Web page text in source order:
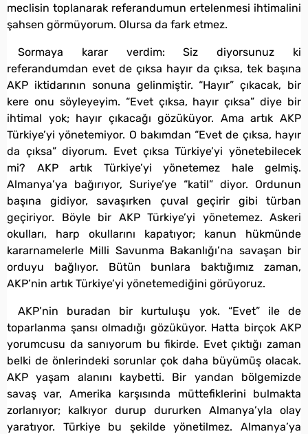
meclisin toplanarak referandumun ertelenmesi ihtimalini
şahsen görmüyorum. Olursa da fark etmez.
Sormaya karar verdim: Siz diyorsunuz ki
referandumdan evet de çıksa hayır da çıksa, tek başına
AKP iktidarının sonuna gelinmiştir. “Hayır” çıkacak, bir
kere onu söyleyeyim. “Evet çıksa, hayır çıksa” diye bir
ihtimal yok; hayır çıkacağı gözüküyor. Ama artık AKP
Türkiye’yi yönetemiyor. O bakımdan “Evet de çıksa, hayır
da çıksa” diyorum. Evet çıksa Türkiye’yi yönetebilecek
mi? AKP artık Türkiye’yi yönetemez hale gelmiş.
Almanya’ya bağırıyor, Suriye’ye “katil” diyor. Ordunun
başına gidiyor, savaşırken çuval geçirir gibi türban
geçiriyor. Böyle bir AKP Türkiye’yi yönetemez. Askeri
okulları, harp okullarını kapatıyor; kanun hükmünde
kararnamelerle Milli Savunma Bakanlığı’na savaşan bir
orduyu bağlıyor. Bütün bunlara baktığımız zaman,
AKP’nin artık Türkiye’yi yönetemediğini görüyoruz.
AKP’nin buradan bir kurtuluşu yok. “Evet” ile de
toparlanma şansı olmadığı gözüküyor. Hatta birçok AKP
yorumcusu da sanıyorum bu fikirde. Evet çıktığı zaman
belki de önlerindeki sorunlar çok daha büyümüş olacak.
AKP yaşam alanını kaybetti. Bir yandan bölgemizde
savaş var, Amerika karşısında müttefiklerini bulmakta
zorlanıyor; kalkıyor durup dururken Almanya’yla olay
yaratıyor. Türkiye bu şekilde yönetilmez. Almanya’ya